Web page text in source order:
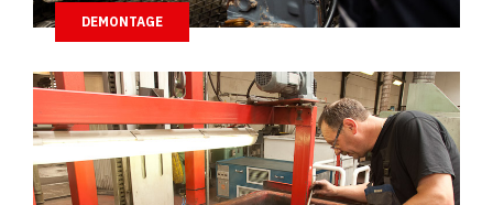
DEMONTAGE